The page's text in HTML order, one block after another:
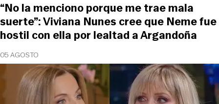
05 AGOSTO
“No la menciono porque me trae mala
suerte”: Viviana Nunes cree que Neme fue
hostil con ella por lealtad a Argandoña